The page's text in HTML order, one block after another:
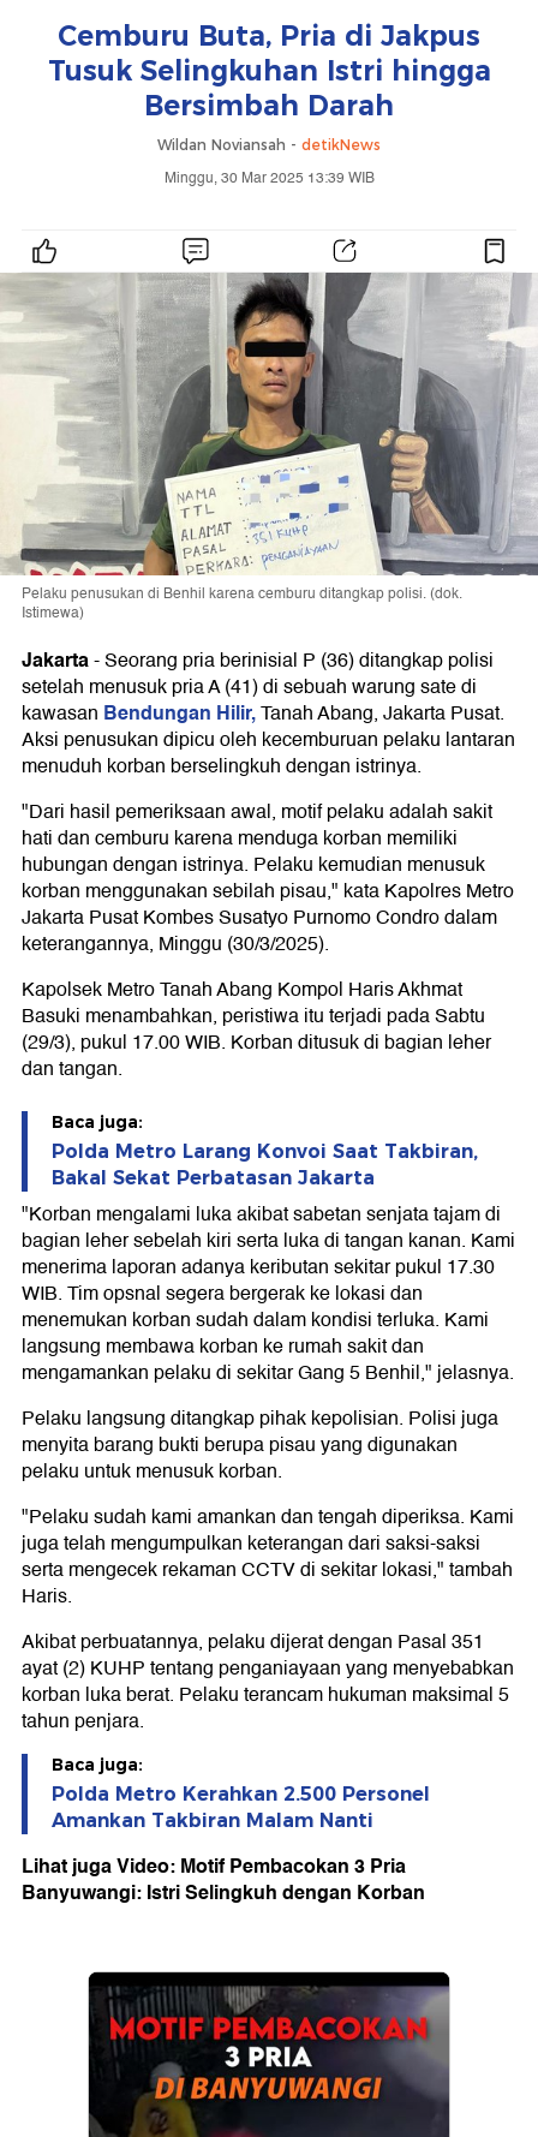
Cemburu Buta, Pria di Jakpus
Tusuk Selingkuhan Istri hingga
Bersimbah Darah
Wildan Noviansah - detikNews
Minggu, 30 Mar 2025 13:39 WIB
Pelaku penusukan di Benhil karena cemburu ditangkap polisi. (dok.
Istimewa)
Jakarta-Seorang pria berinisial P (36) ditangkap polisi
setelah menusuk pria A (41) di sebuah warung sate di
kawasan Bendungan Hilir,Tanah Abang, Jakarta Pusat.
Aksi penusukan dipicu oleh kecemburuan pelaku lantaran
menuduh korban berselingkuh dengan istrinya.
"Dari hasil pemeriksaan awal, motif pelaku adalah sakit
hati dan cemburu karena menduga korban memiliki
hubungan dengan istrinya. Pelaku kemudian menusuk
korban menggunakan sebilah pisau," kata Kapolres Metro
Jakarta Pusat Kombes Susatyo Purnomo Condro dalam
keterangannya, Minggu (30/3/2025).
Kapolsek Metro Tanah Abang Kompol Haris Akhmat
Basuki menambahkan, peristiwa itu terjadi pada Sabtu
(29/3), pukul 17.00 WIB. Korban ditusuk di bagian leher
dan tangan.
Baca juga:
Polda Metro Larang Konvoi Saat Takbiran,
Bakal Sekat Perbatasan Jakarta
"Korban mengalami luka akibat sabetan senjata tajam di
bagian leher sebelah kiri serta luka di tangan kanan. Kami
menerima laporan adanya keributan sekitar pukul 17.30
WIB. Tim opsnal segera bergerak ke lokasi dan
menemukan korban sudah dalam kondisi terluka. Kami
langsung membawa korban ke rumah sakit dan
mengamankan pelaku di sekitar Gang 5 Benhil," jelasnya.
Pelaku langsung ditangkap pihak kepolisian. Polisi juga
menyita barang bukti berupa pisau yang digunakan
pelaku untuk menusuk korban.
"Pelaku sudah kami amankan dan tengah diperiksa. Kami
juga telah mengumpulkan keterangan dari saksi-saksi
serta mengecek rekaman CCTV di sekitar lokasi," tambah
Haris.
Akibat perbuatannya, pelaku dijerat dengan Pasal 351
ayat (2) KUHP tentang penganiayaan yang menyebabkan
korban luka berat. Pelaku terancam hukuman maksimal 5
tahun penjara.
Baca juga:
Polda Metro Kerahkan 2.500 Personel
Amankan Takbiran Malam Nanti
Lihat juga Video: Motif Pembacokan 3 Pria
Banyuwangi: Istri Selingkuh dengan Korban